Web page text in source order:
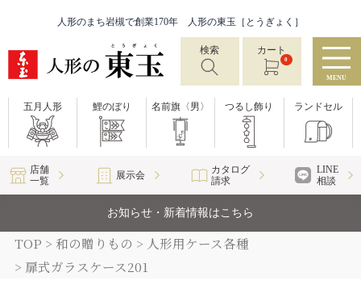
人形のまち岩槻で創業170年 人形の東玉［とうぎょく］
検索 カート
0
MENU
五月人形 鯉のぼり 名前旗〈男〉 つるし飾り ランドセル
店舗
一覧
展示会
カタログ
請求
LINE
相談
お知らせ・新着情報はこちら
TOP 和の贈りもの
人形用ケース各種
扉式ガラスケース201